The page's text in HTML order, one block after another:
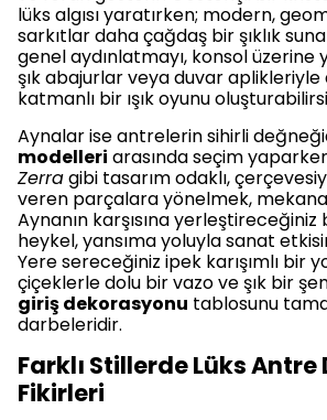
lüks algısı yaratırken; modern,
sarkıtlar daha çağdaş bir şıklık
genel aydınlatmayı, konsol
şık abajurlar veya duvar
katmanlı bir ışık oyunu
Aynalar ise antrelerin sihirli
modelleri arasında seçim
Zerragibi tasarım odaklı,
veren parçalara yönelmek,
Aynanın karşısına
heykel, yansıma yoluyla sanat
Yere sereceğiniz ipek karışımlı bir
çiçeklerle dolu bir vazo ve şık bir
giriş dekorasyonu tablosunu
darbeleridir.
Farklı Stillerde Lüks
Fikirleri